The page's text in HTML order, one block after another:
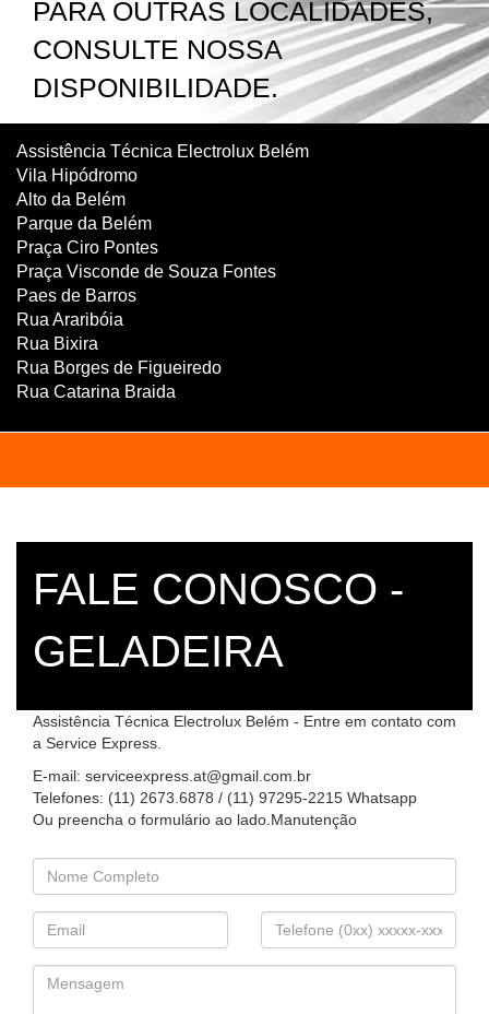
PARA OUTRAS LOCALIDADES,
CONSULTE NOSSA
DISPONIBILIDADE.
Assistência Técnica Electrolux Belém
Vila Hipódromo
Alto da Belém
Parque da Belém
Praça Ciro Pontes
Praça Visconde de Souza Fontes
Paes de Barros
Rua Araribóia
Rua Bixira
Rua Borges de Figueiredo
Rua Catarina Braida
FALE CONOSCO -
GELADEIRA
Assistência Técnica Electrolux Belém - Entre em contato com
a Service Express.
E-mail: serviceexpress.at@gmail.com.br
Telefones: (11) 2673.6878 / (11) 97295-2215 Whatsapp
Ou preencha o formulário ao lado.Manutenção